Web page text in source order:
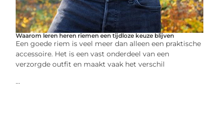
Waarom leren heren riemen een tijdloze keuze blijven
Een goede riem is veel meer dan alleen een praktische
accessoire. Het is een vast onderdeel van een
verzorgde outfit en maakt vaak het verschil
...